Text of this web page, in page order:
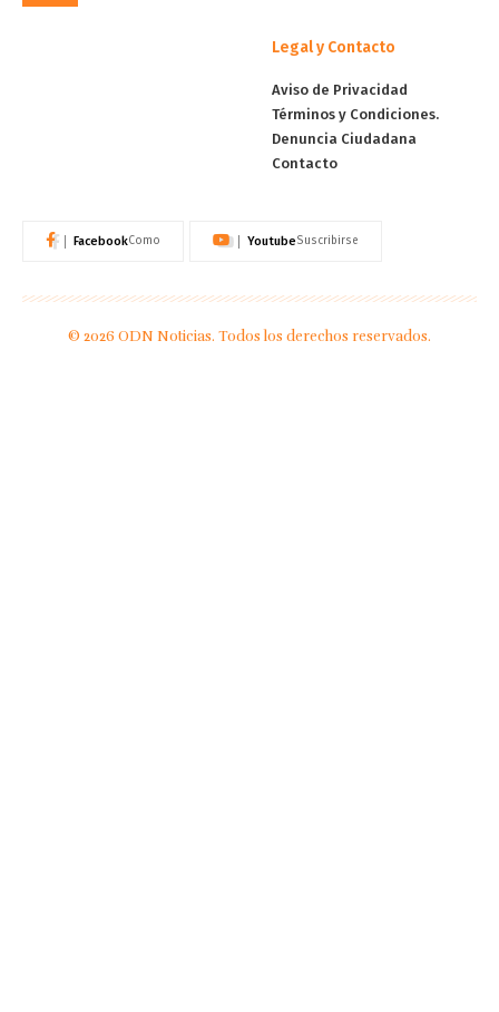
Legal y Contacto
Aviso de Privacidad
Términos y Condiciones.
Denuncia Ciudadana
Contacto
FacebookComo YoutubeSuscribirse
© 2026 ODN Noticias. Todos los derechos reservados.